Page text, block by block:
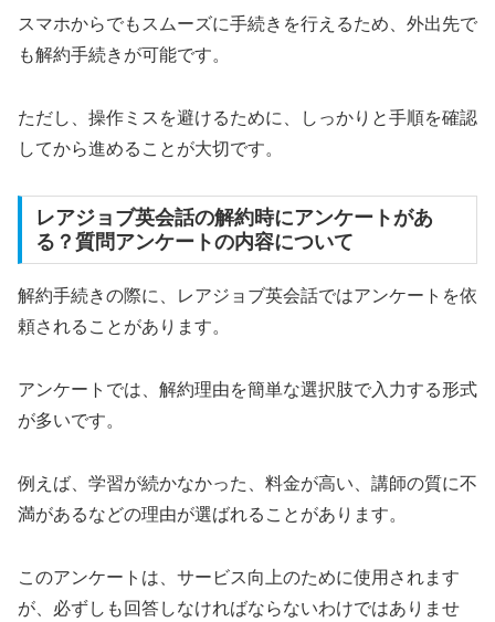
スマホからでもスムーズに手続きを行えるため、外出先で
も解約手続きが可能です。
ただし、操作ミスを避けるために、しっかりと手順を確認
してから進めることが大切です。
レアジョブ英会話の解約時にアンケートがあ
る？質問アンケートの内容について
解約手続きの際に、レアジョブ英会話ではアンケートを依
頼されることがあります。
アンケートでは、解約理由を簡単な選択肢で入力する形式
が多いです。
例えば、学習が続かなかった、料金が高い、講師の質に不
満があるなどの理由が選ばれることがあります。
このアンケートは、サービス向上のために使用されます
が、必ずしも回答しなければならないわけではありませ